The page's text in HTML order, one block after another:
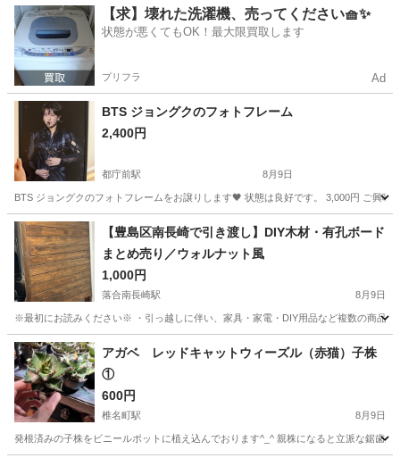
東京 台東区 浅草駅 その他
【求】壊れた洗濯機、売ってください🧺✨
状態が悪くてもOK！最大限買取します
プリフラ Ad
BTS ジョングクのフォトフレーム
2,400円
都庁前駅 8月9日
BTS ジョングクのフォトフレームをお譲りします🖤 状態は良好です。 3,000円 ご興味
東京 新宿区 都庁前駅 その他 BTS
【豊島区南長崎で引き渡し】DIY木材・有孔ボード
まとめ売り／ウォルナット風
1,000円
落合南長崎駅 8月9日
※最初にお読みください※ ・引っ越しに伴い、家具・家電・DIY用品など複数の商品
東京 新宿区 落合南長崎駅 その他 DIY
アガベ レッドキャットウィーズル（赤猫）子株
①
600円
椎名町駅 8月9日
発根済みの子株をビニールポットに植え込んでおります^_^ 親株になると立派な鋸歯